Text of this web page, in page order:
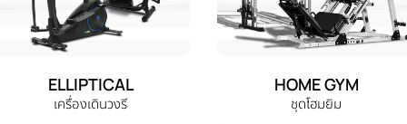
ELLIPTICAL
เครื่องเดินวงรี
HOME GYM
ชุดโฮมยิม